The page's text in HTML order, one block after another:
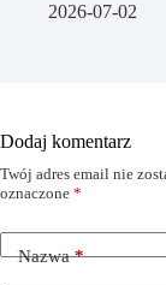
2026-07-02
Dodaj komentarz
Twój adres email nie
oznaczone *
Nazwa*